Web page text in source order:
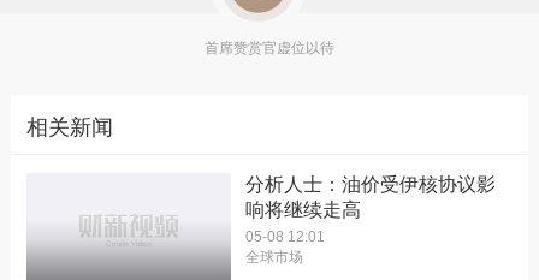
首席赞赏官虚位以待
相关新闻
分析人士：油价受伊核协议影
响将继续走高
05-08 12:01
全球市场